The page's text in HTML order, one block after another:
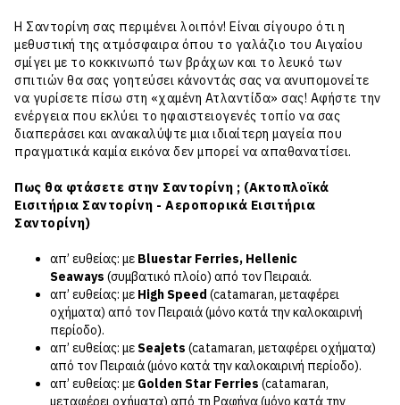
Η Σαντορίνη σας περιμένει λοιπόν! Είναι σίγουρο ότι η
μεθυστική της ατμόσφαιρα όπου το γαλάζιο του Αιγαίου
σμίγει με το κοκκινωπό των βράχων και το λευκό των
σπιτιών θα σας γοητεύσει κάνοντάς σας να ανυπομονείτε
να γυρίσετε πίσω στη «χαμένη Ατλαντίδα» σας! Αφήστε την
ενέργεια που εκλύει το ηφαιστειογενές τοπίο να σας
διαπεράσει και ανακαλύψτε μια ιδιαίτερη μαγεία που
πραγματικά καμία εικόνα δεν μπορεί να απαθανατίσει.
Πως θα φτάσετε στην Σαντορίνη ; (Aκτοπλοϊκά
Eισιτήρια Σαντορίνη - Αεροπορικά Eισιτήρια
Σαντορίνη)
απ’ ευθείας: με Bluestar Ferries, Hellenic
Seaways (συμβατικό πλοίο) από τον Πειραιά.
απ’ ευθείας: με High Speed (catamaran, μεταφέρει
οχήματα) από τον Πειραιά (μόνο κατά την καλοκαιρινή
περίοδο).
απ’ ευθείας: με Seajets (catamaran, μεταφέρει οχήματα)
από τον Πειραιά (μόνο κατά την καλοκαιρινή περίοδο).
απ’ ευθείας: με Golden Star Ferries (catamaran,
μεταφέρει οχήματα) από τη Ραφήνα (μόνο κατά την